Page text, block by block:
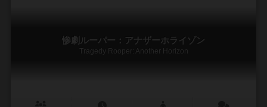
惨劇ルーパー：アナザーホライゾン
Tragedy Rooper: Another Horizon